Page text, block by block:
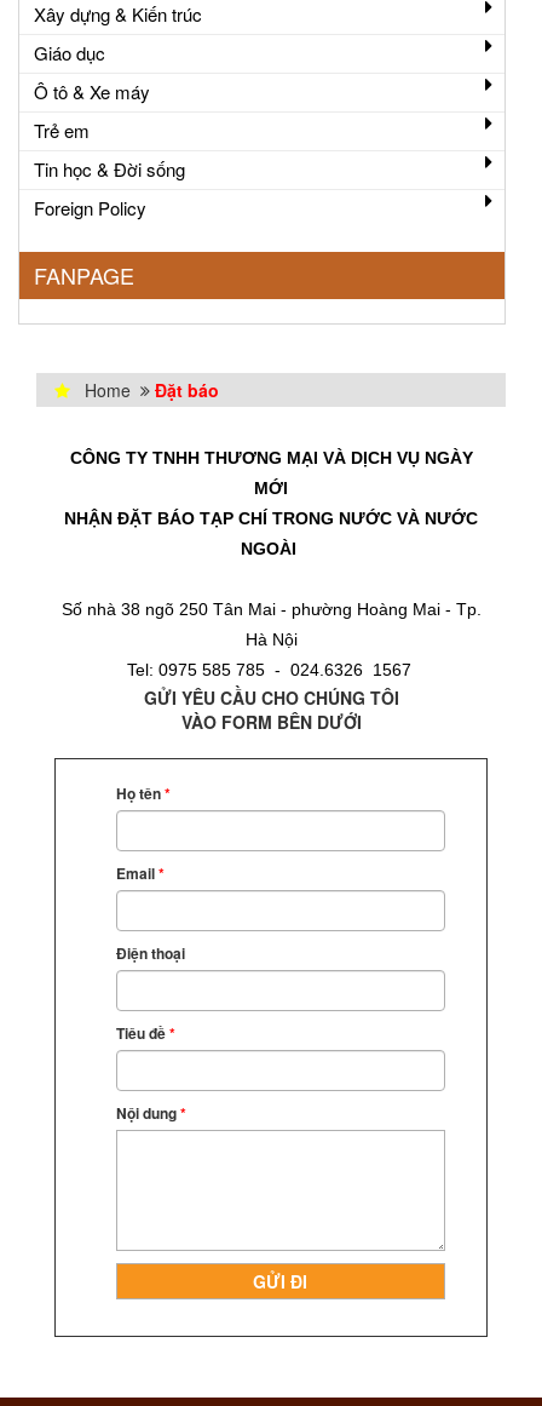
Xây dựng & Kiến trúc
Giáo dục
Ô tô & Xe máy
Trẻ em
Tin học & Đời sống
Foreign Policy
FANPAGE
Home Đặt báo
CÔNG TY TNHH THƯƠNG MẠI VÀ DỊCH VỤ NGÀY
MỚI
NHẬN ĐẶT BÁO TẠP CHÍ TRONG NƯỚC VÀ NƯỚC
NGOÀI
Số nhà 38 ngõ 250 Tân Mai - phường Hoàng Mai - Tp.
Hà Nội
Tel: 0975 585 785 - 024.6326 1567
GỬI YÊU CẦU CHO CHÚNG TÔI
VÀO FORM BÊN DƯỚI
Họ tên*
Email*
Điện thoại
Tiêu đề*
Nội dung*